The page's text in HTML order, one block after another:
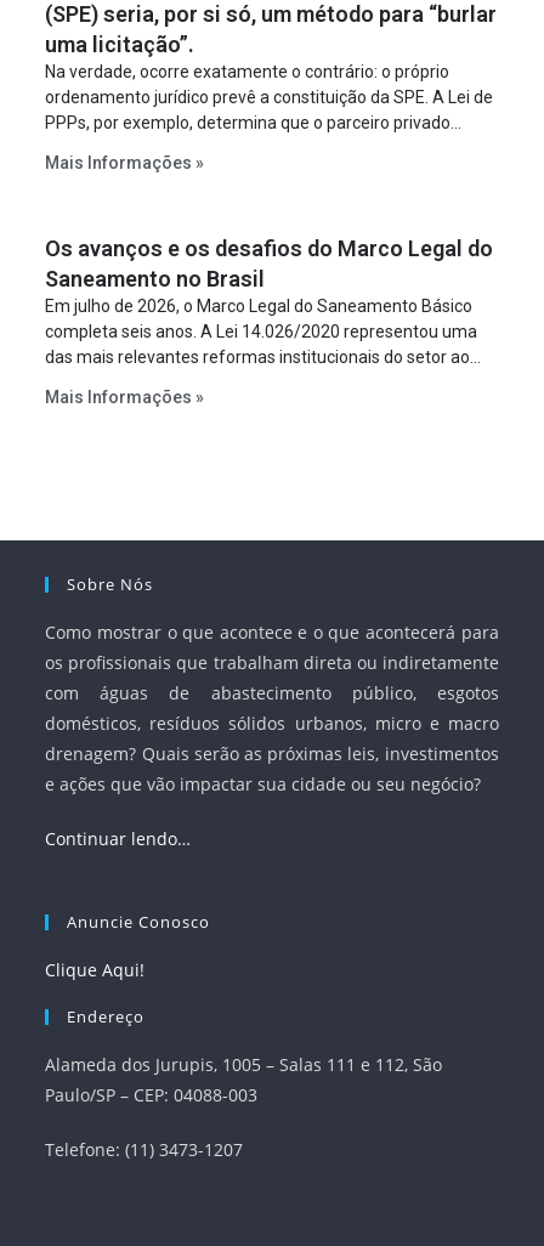
(SPE) seria, por si só, um método para “burlar
uma licitação”.
Na verdade, ocorre exatamente o contrário: o próprio
ordenamento jurídico prevê a constituição da SPE. A Lei de
PPPs, por exemplo, determina que o parceiro privado
empreendimento. Ou seja, a suposta “fraude à licitação” é
projeto a projeto.
Mais Informações »
Os avanços e os desafios do Marco Legal do
Saneamento no Brasil
Em julho de 2026, o Marco Legal do Saneamento Básico
completa seis anos. A Lei 14.026/2020 representou uma
das mais relevantes reformas institucionais do setor ao
serviços, ampliar a participação da iniciativa privada,
Mais Informações »
Sobre Nós
Como mostrar o que acontece e o que acontecerá para
os profissionais que trabalham direta ou indiretamente
com águas de abastecimento público, esgotos
domésticos, resíduos sólidos urbanos, micro e macro
drenagem? Quais serão as próximas leis, investimentos
e ações que vão impactar sua cidade ou seu negócio?
Continuar lendo…
Anuncie Conosco
Clique Aqui!
Endereço
Alameda dos Jurupis, 1005 – Salas 111 e 112, São
Paulo/SP – CEP: 04088-003
Telefone: (11) 3473-1207